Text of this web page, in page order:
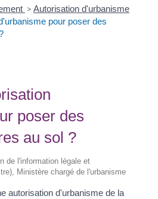
> Autorisation d'urbanisme
pour poser des
poser des
au sol ?
de l'information légale et
Ministère chargé de l'urbanisme
autorisation d'urbanisme de la